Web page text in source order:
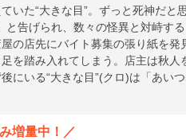
いた“大きな目”。ずっと死神だと
と告げられ、数々の怪異と対峙
の店先にバイト募集の張り紙を発
を踏み入れてしまう。店主は秋人
にいる“大きな目”(クロ)は「あい
増量中！／